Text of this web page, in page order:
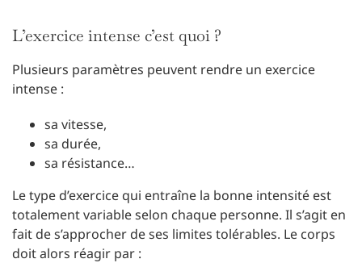
L’exercice intense c’est quoi ?
Plusieurs paramètres peuvent rendre un exercice
intense :
sa vitesse,
sa durée,
sa résistance…
Le type d’exercice qui entraîne la bonne intensité est
totalement variable selon chaque personne. Il s’agit en
fait de s’approcher de ses limites tolérables. Le corps
doit alors réagir par :